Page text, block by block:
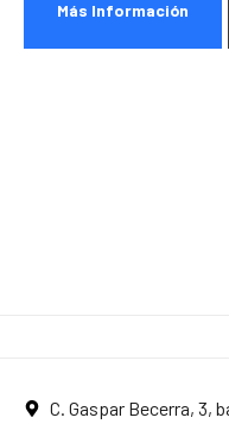
Más Información
C. Gaspar Becerra, 3,